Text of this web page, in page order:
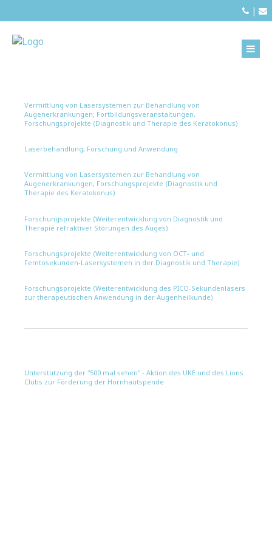
|
Vermittlung von Lasersystemen zur Behandlung von
Augenerkrankungen; Fortbildungsveranstaltungen,
Forschungsprojekte (Diagnostik und Therapie des Keratokonus)
Laserbehandlung, Forschung und Anwendung
Vermittlung von Lasersystemen zur Behandlung von
Augenerkrankungen, Forschungsprojekte (Diagnostik und
Therapie des Keratokonus)
Forschungsprojekte (Weiterentwicklung von Diagnostik und
Therapie refraktiver Störungen des Auges)
Forschungsprojekte (Weiterentwicklung von OCT- und
Femtosekunden-Lasersystemen in der Diagnostik und Therapie)
Forschungsprojekte (Weiterentwicklung des PICO-Sekundenlasers
zur therapeutischen Anwendung in der Augenheilkunde)
Unterstützung der "500 mal sehen" - Aktion des UKE und des Lions
Clubs zur Förderung der Hornhautspende